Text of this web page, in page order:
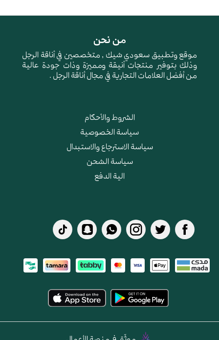
من نحن
موقع وتطبيق سعودي شيك , متخصصين في أناقة الرجل
وذلك بتوفير منتجات أنيقة ومميزة وذات جودة عالية
من أفضل العلامات التجارية في مجال أناقة الرجل .
الشروط والأحكام
سياسة الخصوصية
سياسة الاسترجاع والاستبدال
سياسة الشحن
الية الدفع